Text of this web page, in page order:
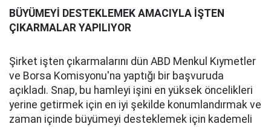
BÜYÜMEYİ DESTEKLEMEK AMACIYLA İŞTEN
ÇIKARMALAR YAPILIYOR
Şirket işten çıkarmalarını dün ABD Menkul Kıymetler
ve Borsa Komisyonu'na yaptığı bir başvuruda
açıkladı. Snap, bu hamleyi işini en yüksek öncelikleri
yerine getirmek için en iyi şekilde konumlandırmak ve
zaman içinde büyümeyi desteklemek için kademeli